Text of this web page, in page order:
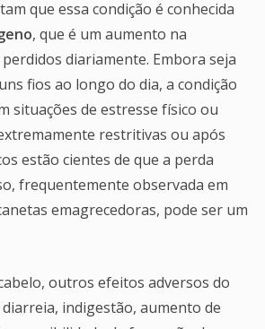
que essa condição é conhecida
, que é um aumento na
diariamente. Embora seja
fios ao longo do dia, a condição
situações de estresse físico ou
restritivas ou após
estão cientes de que a perda
frequentemente observada em
emagrecedoras, pode ser um
outros efeitos adversos do
indigestão, aumento de